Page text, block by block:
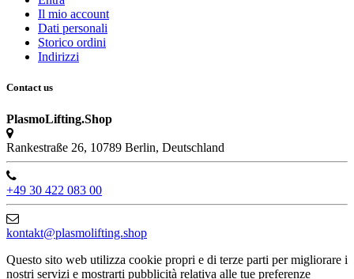
Il mio account
Dati personali
Storico ordini
Indirizzi
Contact us
PlasmoLifting.Shop
Rankestraße 26, 10789 Berlin, Deutschland
+49 30 422 083 00
kontakt@plasmolifting.shop
Questo sito web utilizza cookie propri e di terze parti per migliorare i
nostri servizi e mostrarti pubblicità relativa alle tue preferenze